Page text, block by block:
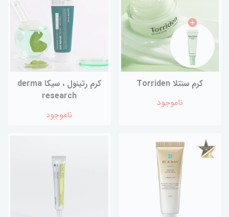
کرم سنتلا Torriden
ناموجود
کرم رتینول ، سیکا derma
research
ناموجود